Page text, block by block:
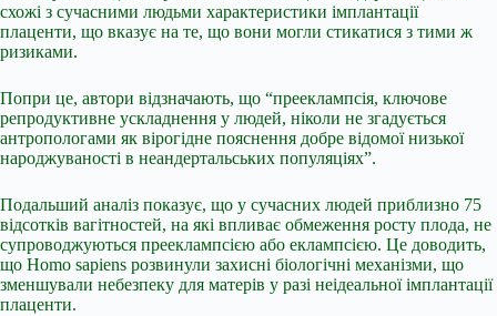
схожі з сучасними людьми характеристики імплантації
плаценти, що вказує на те, що вони могли стикатися з тими ж
ризиками.
Попри це, автори відзначають, що “прееклампсія, ключове
репродуктивне ускладнення у людей, ніколи не згадується
антропологами як вірогідне пояснення добре відомої низької
народжуваності в неандертальських популяціях”.
Подальший аналіз показує, що у сучасних людей приблизно 75
відсотків вагітностей, на які впливає обмеження росту плода, не
супроводжуються прееклампсією або еклампсією. Це доводить,
що Homo sapiens розвинули захисні біологічні механізми, що
зменшували небезпеку для матерів у разі неідеальної імплантації
плаценти.